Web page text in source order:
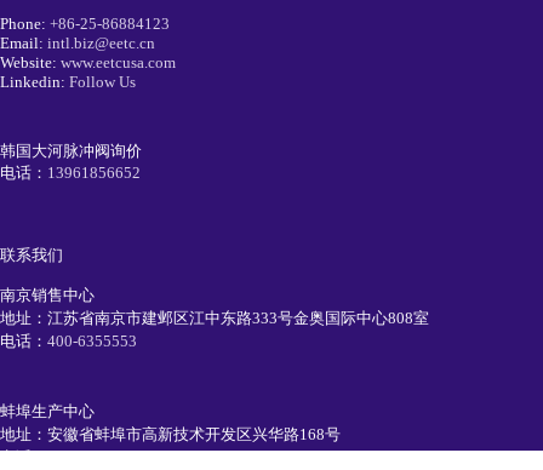
Phone: +86-25-86884123
Email: intl.biz@eetc.cn
Website: www.eetcusa.com
Linkedin: Follow Us
韩国大河脉冲阀询价
电话： 13961856652
联系我们
南京销售中心
地址：江苏省南京市建邺区江中东路333号金奥国际中心808室
电话： 400-6355553
蚌埠生产中心
地址：安徽省蚌埠市高新技术开发区兴华路168号